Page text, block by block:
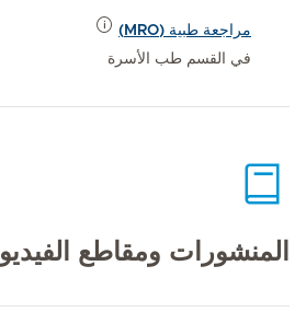
مراجعة طبية (MRO)
في القسم طب الأسرة
المنشورات ومقاطع الفيديو